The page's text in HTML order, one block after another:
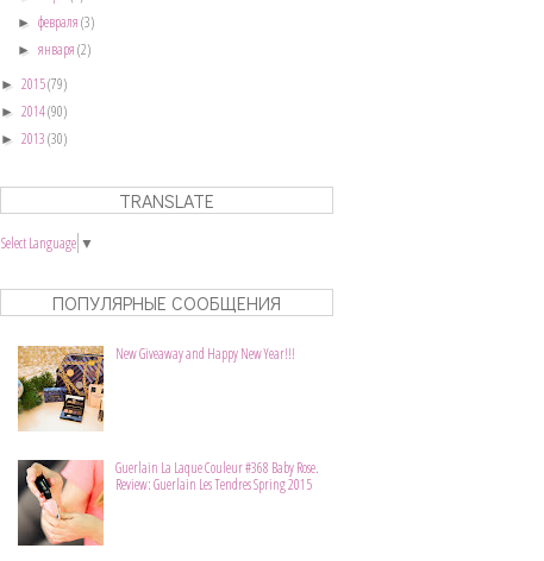
►февраля(3)
►января(2)
► 2015(79)
► 2014(90)
► 2013(30)
TRANSLATE
Select Language ▼
ПОПУЛЯРНЫЕ СООБЩЕНИЯ
New Giveaway and Happy New Year!!!
Guerlain La Laque Couleur #368 Baby Rose.
Review: Guerlain Les Tendres Spring 2015